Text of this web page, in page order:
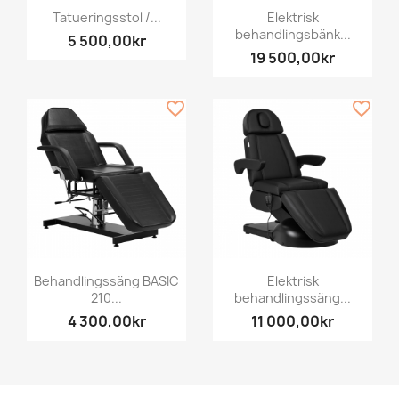
Tatueringsstol /...
5 500,00kr
Elektrisk
behandlingsbänk...
19 500,00kr
Behandlingssäng BASIC
210...
4 300,00kr
favorite_border
Elektrisk
behandlingssäng...
11 000,00kr
favorite_border